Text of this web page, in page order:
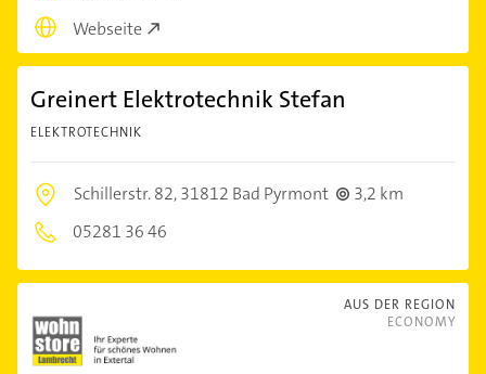
Webseite
Greinert Elektrotechnik Stefan
ELEKTROTECHNIK
Schillerstr. 82,31812 Bad Pyrmont
3,2 km
05281 36 46
AUS DER REGION
ECONOMY